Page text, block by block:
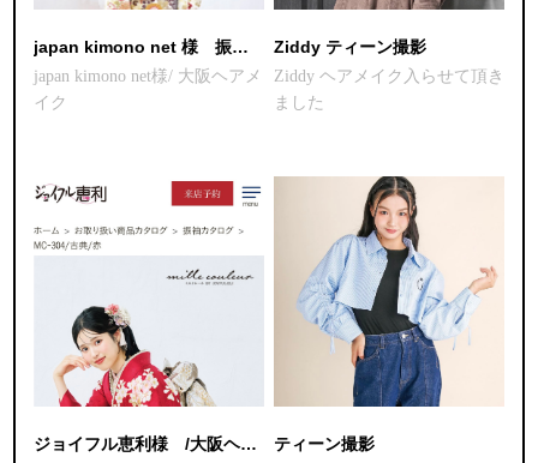
japan kimono net 様 振袖カタログ2026
japan kimono net様/ 大阪ヘアメ
イク
Ziddy ティーン撮影
Ziddy ヘアメイク入らせて頂き
ました
ジョイフル恵利様 /大阪ヘアメイク事務所 ティーン撮影